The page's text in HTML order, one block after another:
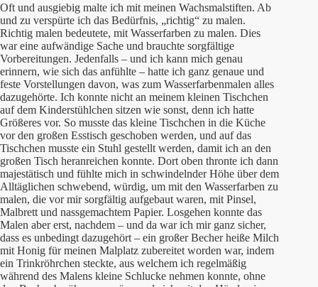
Oft und ausgiebig malte ich mit meinen Wachsmalstiften. Ab
und zu verspürte ich das Bedürfnis, „richtig“ zu malen.
Richtig malen bedeutete, mit Wasserfarben zu malen. Dies
war eine aufwändige Sache und brauchte sorgfältige
Vorbereitungen. Jedenfalls – und ich kann mich genau
erinnern, wie sich das anfühlte – hatte ich ganz genaue und
feste Vorstellungen davon, was zum Wasserfarbenmalen alles
dazugehörte. Ich konnte nicht an meinem kleinen Tischchen
auf dem Kinderstühlchen sitzen wie sonst, denn ich hatte
Größeres vor. So musste das kleine Tischchen in die Küche
vor den großen Esstisch geschoben werden, und auf das
Tischchen musste ein Stuhl gestellt werden, damit ich an den
großen Tisch heranreichen konnte. Dort oben thronte ich dann
majestätisch und fühlte mich in schwindelnder Höhe über dem
Alltäglichen schwebend, würdig, um mit den Wasserfarben zu
malen, die vor mir sorgfältig aufgebaut waren, mit Pinsel,
Malbrett und nassgemachtem Papier. Losgehen konnte das
Malen aber erst, nachdem – und da war ich mir ganz sicher,
dass es unbedingt dazugehört – ein großer Becher heiße Milch
mit Honig für meinen Malplatz zubereitet worden war, indem
ein Trinkröhrchen steckte, aus welchem ich regelmäßig
während des Malens kleine Schlucke nehmen konnte, ohne